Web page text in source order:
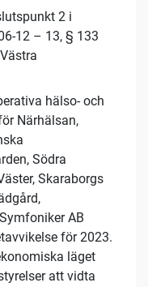
2 i
12 – 13, § 133
hälso- och
Närhälsan,
Södra
Skaraborgs
AB
för 2023.
läget
att vidta